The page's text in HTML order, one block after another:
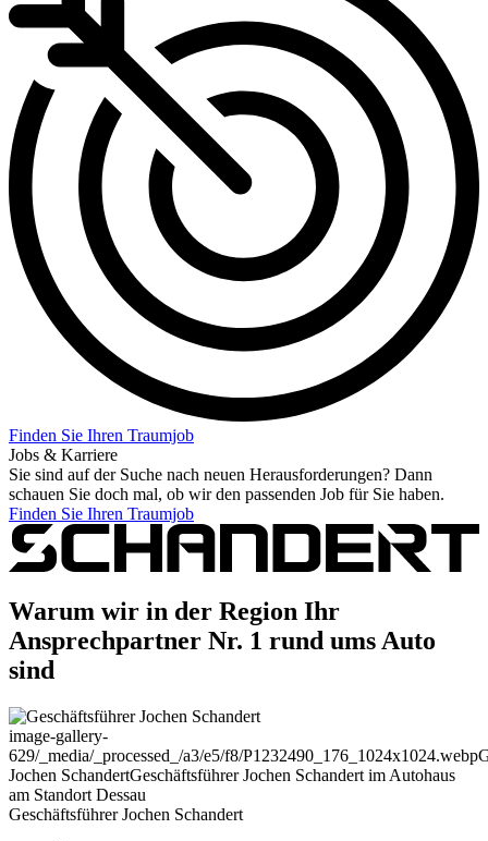
Finden Sie Ihren Traumjob
Jobs & Karriere
Sie sind auf der Suche nach neuen Herausforderungen? Dann
schauen Sie doch mal, ob wir den passenden Job für Sie haben.
Finden Sie Ihren Traumjob
Warum wir in der Region Ihr
Ansprechpartner Nr. 1 rund ums Auto
sind
image-gallery-
629/_media/_processed_/a3/e5/f8/P1232490_176_1024x1024.webp
Jochen SchandertGeschäftsführer Jochen Schandert im Autohaus
am Standort Dessau
Geschäftsführer Jochen Schandert